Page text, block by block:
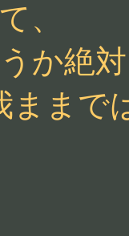
、
か絶
まま